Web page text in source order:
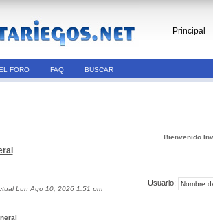
Principal
FORO FAQ BUSCAR
Bienvenido
Lun Ago 10, 2026 1:51 pm
Usuario: